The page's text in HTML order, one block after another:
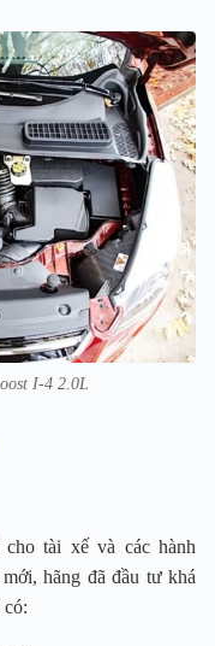
I-4 2.0L
tài xế và các hành
hãng đã đầu tư khá
có: